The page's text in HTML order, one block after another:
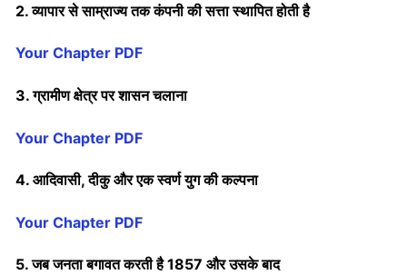
2. व्यापार से साम्राज्य तक कंपनी की सत्ता स्थापित होती है
Your Chapter PDF
3. ग्रामीण क्षेत्र पर शासन चलाना
Your Chapter PDF
4. आदिवासी, दीकु और एक स्वर्ण युग की कल्पना
Your Chapter PDF
5. जब जनता बगावत करती है 1857 और उसके बाद